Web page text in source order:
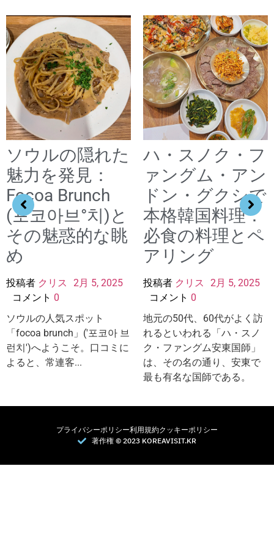
ソウルの隠れた
魅力を発見：
Focoa Brunch
(포코아브°치)と
その魅惑的な眺
め
投稿者 クリス
2月 5, 2025
コメント 0
ソウルの人気スポット
「focoa brunch」('포코아 브
런치')へようこそ。口コミに
よると、常連客...
ハ・スノク・フ
ァングム・アン
ドン・グクシで
本格韓国料理：
必食の料理とペ
アリング
投稿者 クリス
2月 5, 2025
コメント 0
地元の50代、60代がよく訪
れるといわれる「ハ・スノ
ク・ファングム安東国師」
は、その名の通り、安東で
最も有名な国師である。
プライバシーポリシー利用規約クッキーポリシー
著作権 © 2023 KOREAVISIT.KR